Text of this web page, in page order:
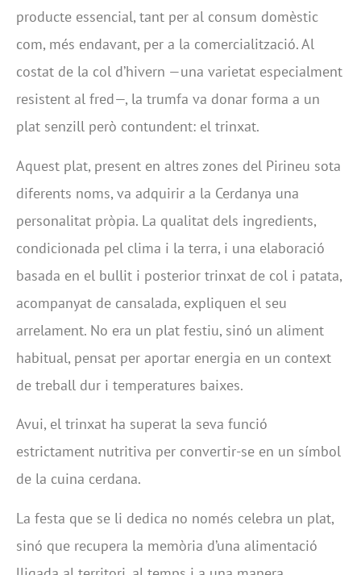
producte essencial, tant per al consum domèstic
com, més endavant, per a la comercialització. Al
costat de la col d’hivern —una varietat especialment
resistent al fred—, la trumfa va donar forma a un
plat senzill però contundent: el trinxat.
Aquest plat, present en altres zones del Pirineu sota
diferents noms, va adquirir a la Cerdanya una
personalitat pròpia. La qualitat dels ingredients,
condicionada pel clima i la terra, i una elaboració
basada en el bullit i posterior trinxat de col i patata,
acompanyat de cansalada, expliquen el seu
arrelament. No era un plat festiu, sinó un aliment
habitual, pensat per aportar energia en un context
de treball dur i temperatures baixes.
Avui, el trinxat ha superat la seva funció
estrictament nutritiva per convertir-se en un símbol
de la cuina cerdana.
La festa que se li dedica no només celebra un plat,
sinó que recupera la memòria d’una alimentació